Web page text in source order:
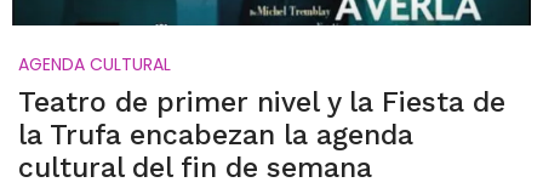
AGENDA CULTURAL
Teatro de primer nivel y la Fiesta de
la Trufa encabezan la agenda
cultural del fin de semana